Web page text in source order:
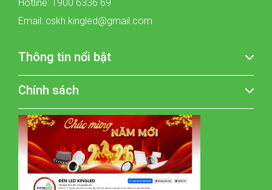
Hotline: 1900 6336 69
Email: cskh.kingled@gmail.com
Thông tin nổi bật
Chính sách